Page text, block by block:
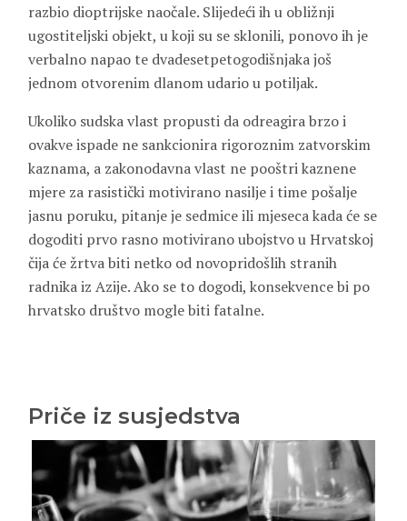
razbio dioptrijske naočale. Slijedeći ih u obližnji
ugostiteljski objekt, u koji su se sklonili, ponovo ih je
verbalno napao te dvadesetpetogodišnjaka još
jednom otvorenim dlanom udario u potiljak.
Ukoliko sudska vlast propusti da odreagira brzo i
ovakve ispade ne sankcionira rigoroznim zatvorskim
kaznama, a zakonodavna vlast ne pooštri kaznene
mjere za rasistički motivirano nasilje i time pošalje
jasnu poruku, pitanje je sedmice ili mjeseca kada će se
dogoditi prvo rasno motivirano ubojstvo u Hrvatskoj
čija će žrtva biti netko od novopridošlih stranih
radnika iz Azije. Ako se to dogodi, konsekvence bi po
hrvatsko društvo mogle biti fatalne.
Priče iz susjedstva